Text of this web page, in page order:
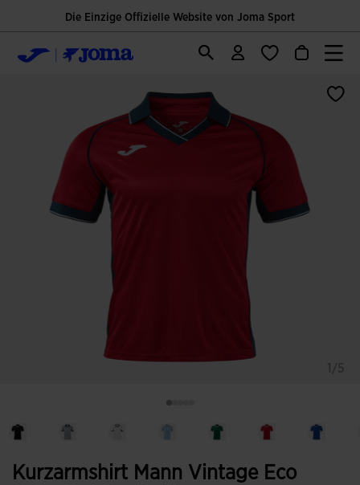
Die Einzige Offizielle Website von Joma Sport
Kurzarmshirt Mann Vintage Eco